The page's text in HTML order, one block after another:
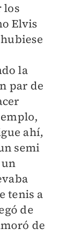
los
Elvis
la
par de
ahí,
semi
tenis a
de
de